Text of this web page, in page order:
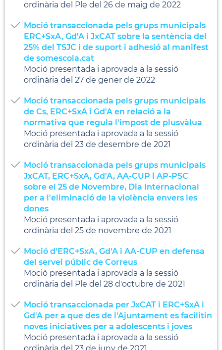
ordinària del Ple del 26 de maig de 2022
Moció transaccionada pels grups municipals
ERC+SxA, Gd'A i JxCAT sobre la sentència del
25% del TSJC i de suport i adhesió al manifest
de somescola.cat
Moció presentada i aprovada a la sessió
ordinària del 27 de gener de 2022
Moció transaccionada pels grups municipals
de Cs, ERC+SxA i Gd'A en relació a la
normativa que regula l'impost de plusvàlua
Moció presentada i aprovada a la sessió
ordinària del 23 de desembre de 2021
Moció transaccionada pels grups municipals
JxCAT, ERC+SxA, Gd'A, AA-CUP i AP-PSC
sobre el 25 de Novembre, Dia Internacional
per a l'eliminació de la violència envers les
dones
Moció presentada i aprovada a la sessió
ordinària del 25 de novembre de 2021
Moció d'ERC+SxA, Gd'A i AA-CUP en defensa
del servei públic de Correus
Moció presentada i aprovada a la sessió
ordinària del Ple del 28 d'octubre de 2021
Moció transaccionada per JxCAT i ERC+SxA i
Gd'A per a que des de l'Ajuntament es facilitin
noves iniciatives per a adolescents i joves
Moció presentada i aprovada a la sessió